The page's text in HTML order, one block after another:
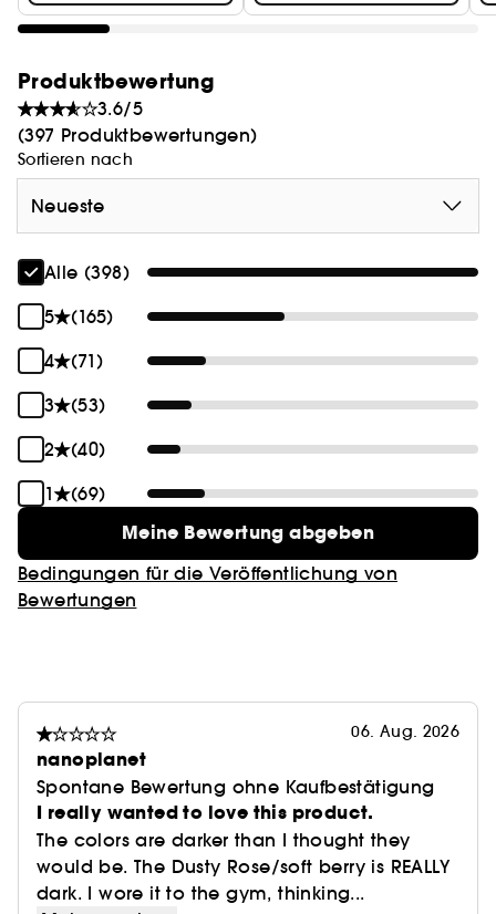
Produktbewertung
3.6/5
(397 Produktbewertungen)
Sortieren nach
Neueste
Alle (398)
5
(165)
4
(71)
3
(53)
2
(40)
1
(69)
Meine Bewertung abgeben
Bedingungen für die Veröffentlichung von
Bewertungen
06. Aug. 2026
nanoplanet
Spontane Bewertung ohne Kaufbestätigung
I really wanted to love this product.
The colors are darker than I thought they
would be. The Dusty Rose/soft berry is REALLY
dark. I wore it to the gym, thinking...